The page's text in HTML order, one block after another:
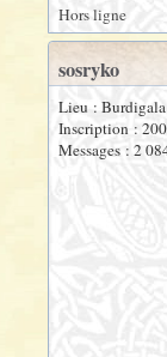
Hors ligne
sosryko
Lieu : Burdigala
Inscription :
Messages : 2